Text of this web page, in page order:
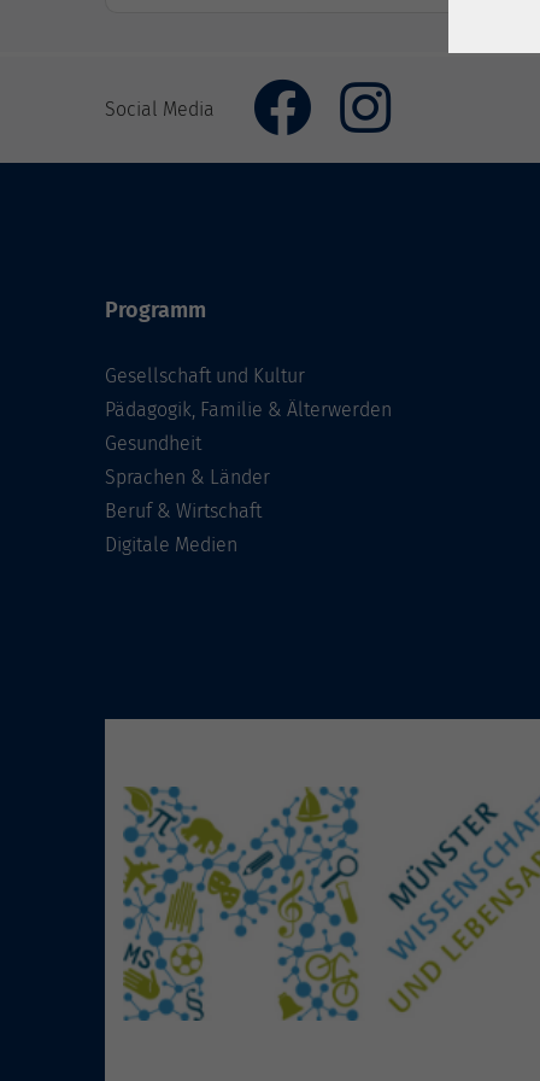
Social Media
Programm
Gesellschaft und Kultur
Pädagogik, Familie & Älterwerden
Gesundheit
Sprachen & Länder
Beruf & Wirtschaft
Digitale Medien